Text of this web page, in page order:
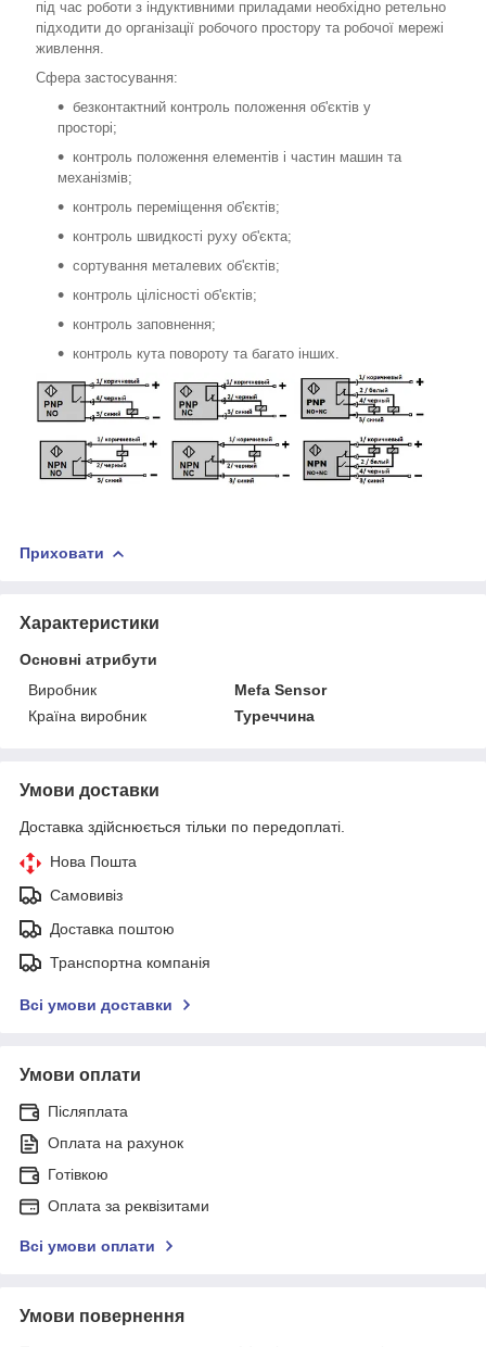
під час роботи з індуктивними приладами необхідно ретельно
підходити до організації робочого простору та робочої мережі
живлення.
Сфера застосування:
безконтактний контроль положення об'єктів у
просторі;
контроль положення елементів і частин машин та
механізмів;
контроль переміщення об'єктів;
контроль швидкості руху об'єкта;
сортування металевих об'єктів;
контроль цілісності об'єктів;
контроль заповнення;
контроль кута повороту та багато інших.
Приховати
Характеристики
Основні атрибути
Виробник
Mefa Sensor
Країна виробник
Туреччина
Умови доставки
Доставка здійснюється тільки по передоплаті.
Нова Пошта
Самовивіз
Доставка поштою
Транспортна компанія
Всі умови доставки
Умови оплати
Післяплата
Оплата на рахунок
Готівкою
Оплата за реквізитами
Всі умови оплати
Умови повернення